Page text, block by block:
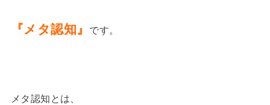
『メタ認知』 です。
メタ認知とは、